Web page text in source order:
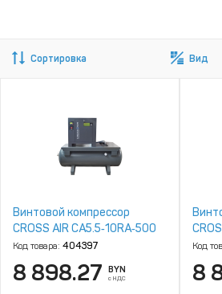
Сортировка Вид
Винтовой компрессор
CROSS AIR CA5.5‑10RA‑500
Код товара: 404397
8 898.27 BYN
с НДС
Код
8